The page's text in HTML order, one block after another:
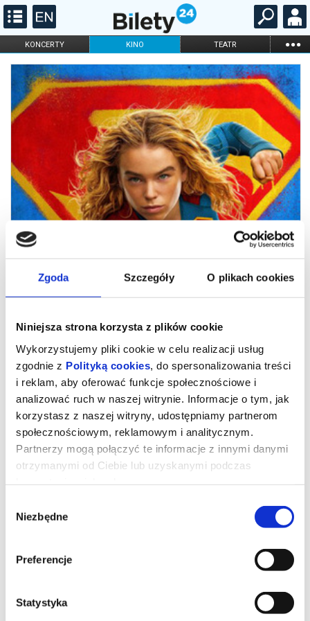
Zgoda Szczegóły O plikach cookies
Niniejsza strona korzysta z plików cookie
Wykorzystujemy pliki cookie w celu realizacji usług
zgodnie z Polityką cookies , do spersonalizowania treści
i reklam, aby oferować funkcje społecznościowe i
analizować ruch w naszej witrynie. Informacje o tym, jak
korzystasz z naszej witryny, udostępniamy partnerom
społecznościowym, reklamowym i analitycznym.
Partnerzy mogą połączyć te informacje z innymi danymi
otrzymanymi od Ciebie lub uzyskanymi podczas
zgody
Niezbędne
Preferencje
Statystyka
KONCERTY KINO TEATR ...
FILHARMONIA OPERA I BALET
STAND-UP
DLA DZIECI
ONLINE KARNETY
Supergirl - dubbing
Kiedy nieoczekiwany i bezwzględny przeciwnik atakuje
niebezpiecznie blisko domu, Kara Zor-El, znana też jako Supergirl,
sprawiedliwości.
*SEANS WYŚWIETALMY OD MINIMUM 5 WIDZÓW.